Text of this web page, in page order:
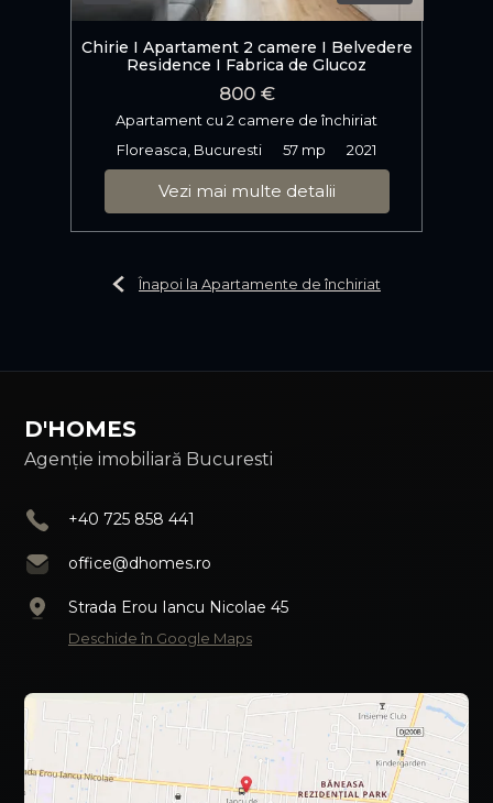
Chirie I Apartament 2 camere I Belvedere
Residence I Fabrica de Glucoz
800 €
Apartament cu 2 camere de închiriat
Floreasca, Bucuresti
57 mp 2021
Vezi mai multe detalii
Înapoi la Apartamente de închiriat
D'HOMES
Agenție imobiliară Bucuresti
+40 725 858 441
office@dhomes.ro
Strada Erou Iancu Nicolae 45
Deschide în Google Maps